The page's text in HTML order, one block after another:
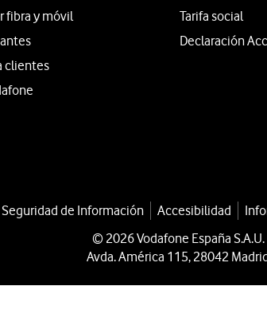
fibra y móvil
clientes
Tarifa social
Declaración
de Información Accesibilidad
© 2026 Vodafone España S.A.U.
Avda. América 115, 28042